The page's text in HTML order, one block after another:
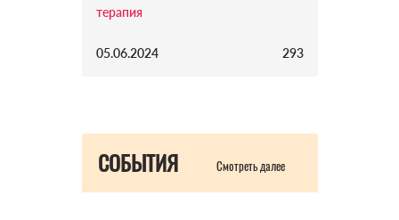
терапия
05.06.2024 293
СОБЫТИЯ Смотреть далее